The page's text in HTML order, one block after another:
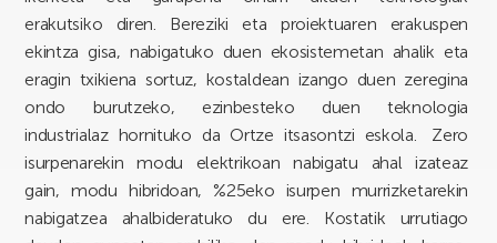
erakutsiko diren. Bereziki eta proiektuaren erakuspen
ekintza gisa, nabigatuko duen ekosistemetan ahalik eta
eragin txikiena sortuz, kostaldean izango duen zeregina
ondo burutzeko, ezinbesteko duen teknologia
industrialaz hornituko da Ortze itsasontzi eskola. Zero
isurpenarekin modu elektrikoan nabigatu ahal izateaz
gain, modu hibridoan, %25eko isurpen murrizketarekin
nabigatzea ahalbideratuko du ere. Kostatik urrutiago